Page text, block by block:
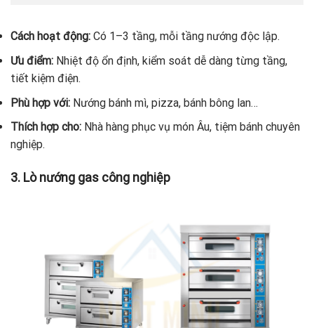
Cách hoạt động: Có 1–3 tầng, mỗi tầng nướng độc lập.
Ưu điểm: Nhiệt độ ổn định, kiểm soát dễ dàng từng tầng,
tiết kiệm điện.
Phù hợp với: Nướng bánh mì, pizza, bánh bông lan…
Thích hợp cho: Nhà hàng phục vụ món Âu, tiệm bánh chuyên
nghiệp.
3. Lò nướng gas công nghiệp